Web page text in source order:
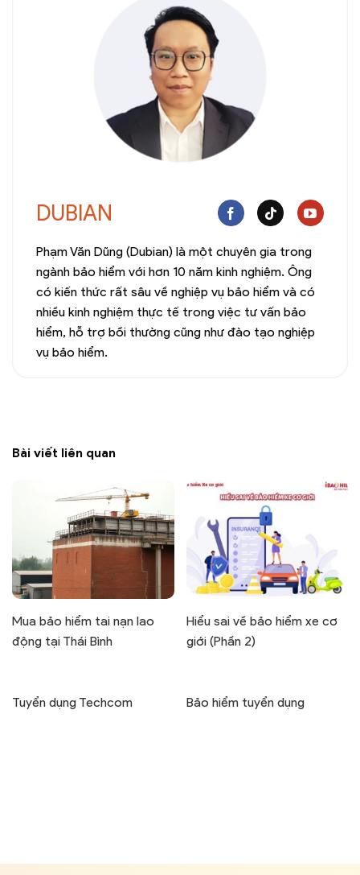
DUBIAN
Phạm Văn Dũng (Dubian) là một chuyên gia trong
ngành bảo hiểm với hơn 10 năm kinh nghiệm. Ông
có kiến thức rất sâu về nghiệp vụ bảo hiểm và có
nhiều kinh nghiệm thực tế trong việc tư vấn bảo
hiểm, hỗ trợ bồi thường cũng như đào tạo nghiệp
vụ bảo hiểm.
Bài viết liên quan
Mua bảo hiểm tai nạn lao
động tại Thái Bình
Hiểu sai về bảo hiểm xe cơ
giới (Phần 2)
Tuyển dụng Techcom Bảo hiểm tuyển dụng